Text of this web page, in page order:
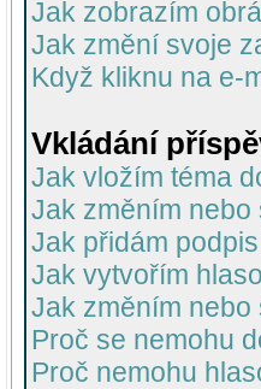
Jak zobrazím
Jak změní svoje
Když kliknu na e-
Vkládání
Jak vložím téma
Jak změním
Jak přidám
Jak vytvořím
Jak změním
Proč se nemohu
Proč nemohu